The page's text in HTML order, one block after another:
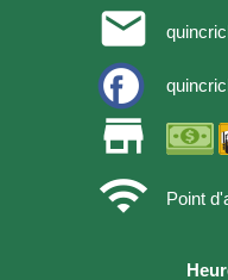
email
store
wifi
Point